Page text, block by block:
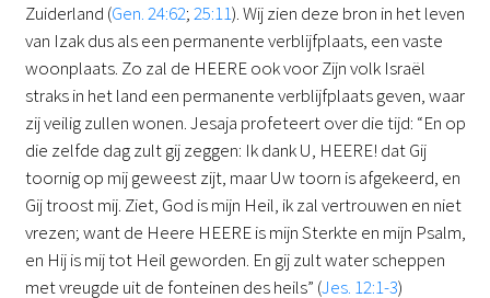
Zuiderland (Gen. 24:62;25:11). Wij zien deze bron in het leven
van Izak dus als een permanente verblijfplaats, een vaste
woonplaats. Zo zal de HEERE ook voor Zijn volk Israël
straks in het land een permanente verblijfplaats geven, waar
zij veilig zullen wonen. Jesaja profeteert over die tijd: “En op
die zelfde dag zult gij zeggen: Ik dank U, HEERE! dat Gij
toornig op mij geweest zijt, maar Uw toorn is afgekeerd, en
Gij troost mij. Ziet, God is mijn Heil, ik zal vertrouwen en niet
vrezen; want de Heere HEERE is mijn Sterkte en mijn Psalm,
en Hij is mij tot Heil geworden. En gij zult water scheppen
met vreugde uit de fonteinen des heils” (Jes. 12:1-3)